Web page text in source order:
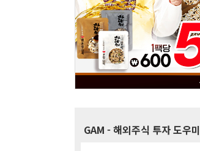
GAM - 해외주식 투자 도우미